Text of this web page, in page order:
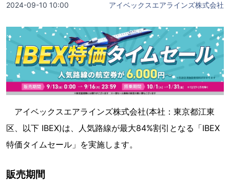
2024-09-10 10:00 アイベックスエアラインズ株式会社
アイベックスエアラインズ株式会社(本社：東京都江東
区、以下 IBEX)は、人気路線が最大84%割引となる「IBEX
特価タイムセール」を実施します。
販売期間